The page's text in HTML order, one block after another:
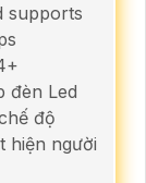
supports
đèn Led
độ
hiện người